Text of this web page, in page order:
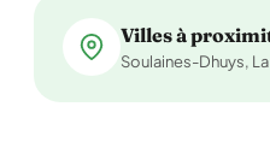
Villes à
Soulaines-Dhuys,